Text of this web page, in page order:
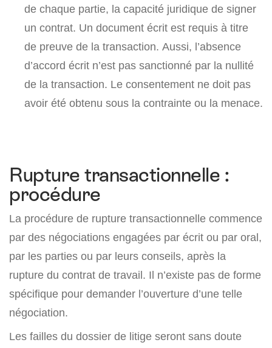
de chaque partie, la capacité juridique de signer
un contrat. Un document écrit est requis à titre
de preuve de la transaction. Aussi, l’absence
d’accord écrit n’est pas sanctionné par la nullité
de la transaction. Le consentement ne doit pas
avoir été obtenu sous la contrainte ou la menace.
Rupture transactionnelle :
procédure
La procédure de rupture transactionnelle commence
par des négociations engagées par écrit ou par oral,
par les parties ou par leurs conseils, après la
rupture du contrat de travail. Il n’existe pas de forme
spécifique pour demander l’ouverture d’une telle
négociation.
Les failles du dossier de litige seront sans doute